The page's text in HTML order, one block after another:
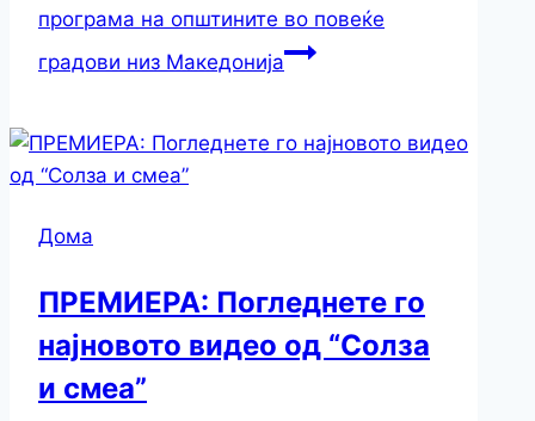
програма на општините во повеќе
градови низ Македонија
Дома
ПРЕМИЕРА: Погледнете го
најновото видео од “Солза
и смеа”